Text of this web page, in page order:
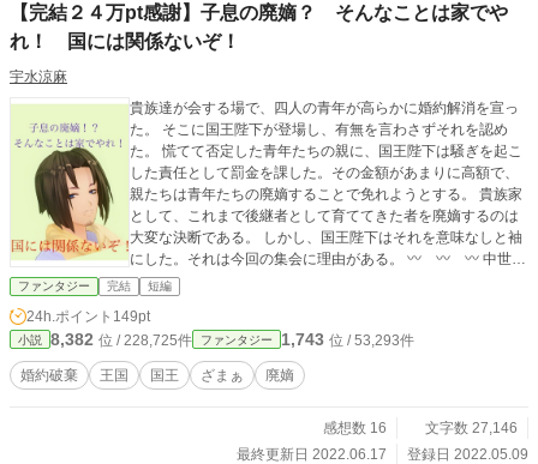
【完結２４万pt感謝】子息の廃嫡？ そんなことは家でや
れ！ 国には関係ないぞ！
宇水涼麻
貴族達が会する場で、四人の青年が高らかに婚約解消を宣っ
た。 そこに国王陛下が登場し、有無を言わさずそれを認め
た。 慌てて否定した青年たちの親に、国王陛下は騒ぎを起こ
した責任として罰金を課した。その金額があまりに高額で、
親たちは青年たちの廃嫡することで免れようとする。 貴族家
として、これまで後継者として育ててきた者を廃嫡するのは
大変な決断である。 しかし、国王陛下はそれを意味なしと袖
にした。それは今回の集会に理由がある。 〰️ 〰️ 〰️ 中世ヨ
ーロッパ風の婚約破棄物語です。 完結しました。いつもあり
がとうございます！
ファンタジー 完結 短編
24h.ポイント 149pt
小説 8,382 位 / 228,725件 ファンタジー 1,743 位 / 53,293件
婚約破棄 王国 国王 ざまぁ 廃嫡
感想数 16
文字数 27,146
最終更新日 2022.06.17
登録日 2022.05.09